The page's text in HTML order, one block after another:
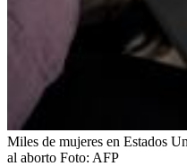
Miles de mujeres en Estados
al aborto Foto: AFP